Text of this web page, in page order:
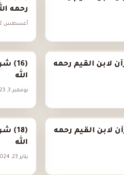
رحمه
أغسطس 2, 2023
لابن القيم رحمه
(16)
الله
نوفمبر 3, 2023
لابن القيم رحمه
(18)
الله
يناير 23, 2024